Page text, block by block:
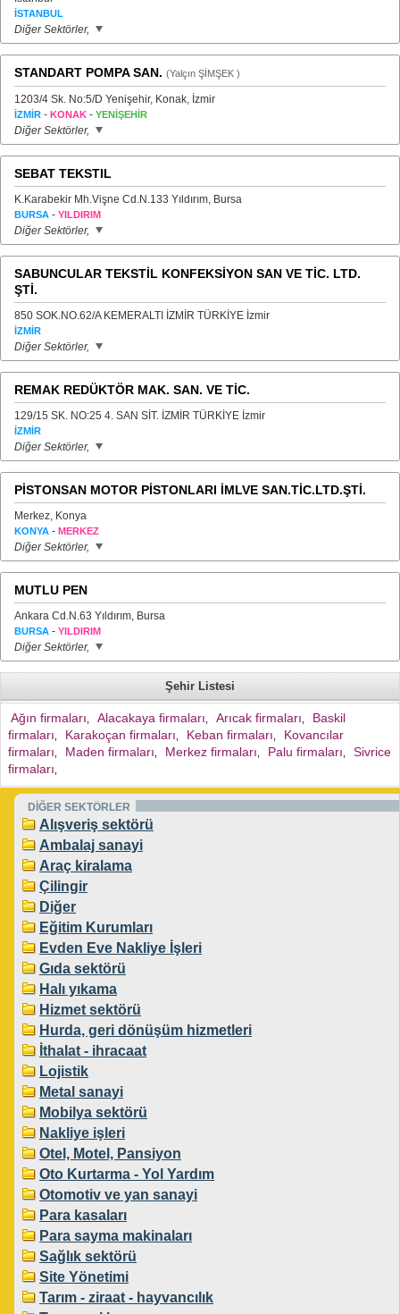
İSTANBUL
Diğer Sektörler,
STANDART POMPA SAN. (Yalçın ŞİMŞEK )
1203/4 Sk. No:5/D Yenişehir, Konak, İzmir
İZMİR - KONAK - YENİŞEHİR
Diğer Sektörler,
SEBAT TEKSTIL
K.Karabekir Mh.Vişne Cd.N.133 Yıldırım, Bursa
BURSA - YILDIRIM
Diğer Sektörler,
SABUNCULAR TEKSTİL KONFEKSİYON SAN VE TİC. LTD.
ŞTİ.
850 SOK.NO.62/A KEMERALTI İZMİR TÜRKİYE İzmir
İZMİR
Diğer Sektörler,
REMAK REDÜKTÖR MAK. SAN. VE TİC.
129/15 SK. NO:25 4. SAN SİT. İZMİR TÜRKİYE İzmir
İZMİR
Diğer Sektörler,
PİSTONSAN MOTOR PİSTONLARI İMLVE SAN.TİC.LTD.ŞTİ.
Merkez, Konya
KONYA - MERKEZ
Diğer Sektörler,
MUTLU PEN
Ankara Cd.N.63 Yıldırım, Bursa
BURSA - YILDIRIM
Diğer Sektörler,
Şehir Listesi
Ağın firmaları Alacakaya firmaları Arıcak firmaları
Baskil
firmaları
Karakoçan firmaları Keban firmaları
Kovancılar
firmaları
Maden firmaları Merkez firmaları Palu firmaları
Sivrice
firmaları
DİĞER SEKTÖRLER
Alışveriş sektörü
Ambalaj sanayi
Araç kiralama
Çilingir
Diğer
Eğitim Kurumları
Evden Eve Nakliye İşleri
Gıda sektörü
Halı yıkama
Hizmet sektörü
Hurda, geri dönüşüm hizmetleri
İthalat - ihracaat
Lojistik
Metal sanayi
Mobilya sektörü
Nakliye işleri
Otel, Motel, Pansiyon
Oto Kurtarma - Yol Yardım
Otomotiv ve yan sanayi
Para kasaları
Para sayma makinaları
Sağlık sektörü
Site Yönetimi
Tarım - ziraat - hayvancılık